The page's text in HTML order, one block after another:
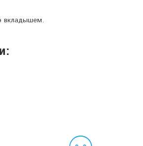
вкладышем.